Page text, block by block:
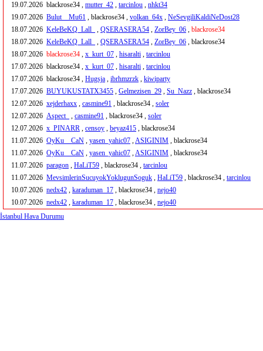
19.07.2026 blackrose34 , mutter_42 , tarcinlou , nhkt34
19.07.2026 Bulut__Mu61 , blackrose34 , volkan_64x , NeSevgiliKaldiNeDost28
18.07.2026 KeleBeKQ_Lall_ , QSERASERA54 , ZorBey_06 , blackrose34
18.07.2026 KeleBeKQ_Lall_ , QSERASERA54 , ZorBey_06 , blackrose34
18.07.2026 blackrose34 , x_kurt_07 , hisaralti , tarcinlou
17.07.2026 blackrose34 , x_kurt_07 , hisaralti , tarcinlou
17.07.2026 blackrose34 , Hugsja , ibrhmzrzk , kiwiparty
17.07.2026 BUYUKUSTATX3455 , Gelmezisen_29 , Su_Nazz , blackrose34
12.07.2026 xejderhaxx , casmine91 , blackrose34 , soler
12.07.2026 Aspect_ , casmine91 , blackrose34 , soler
12.07.2026 x_PINARR , censoy , beyaz415 , blackrose34
11.07.2026 OyKu__CaN , yasen_yahic07 ,ASIGINIM , blackrose34
11.07.2026 OyKu__CaN , yasen_yahic07 ,ASIGINIM , blackrose34
11.07.2026 paragon , HaLiT59 , blackrose34 , tarcinlou
11.07.2026 MevsimlerinSucuyokYoklugunSoguk , HaLiT59 , blackrose34 , tarcinlou
10.07.2026 nedx42 , karaduman_17 , blackrose34 , nejo40
10.07.2026 nedx42 , karaduman_17 , blackrose34 , nejo40
İstanbul Hava Durumu